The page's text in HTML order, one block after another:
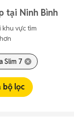
tại Ninh Bình
vực tìm
Slim 7
bộ lọc